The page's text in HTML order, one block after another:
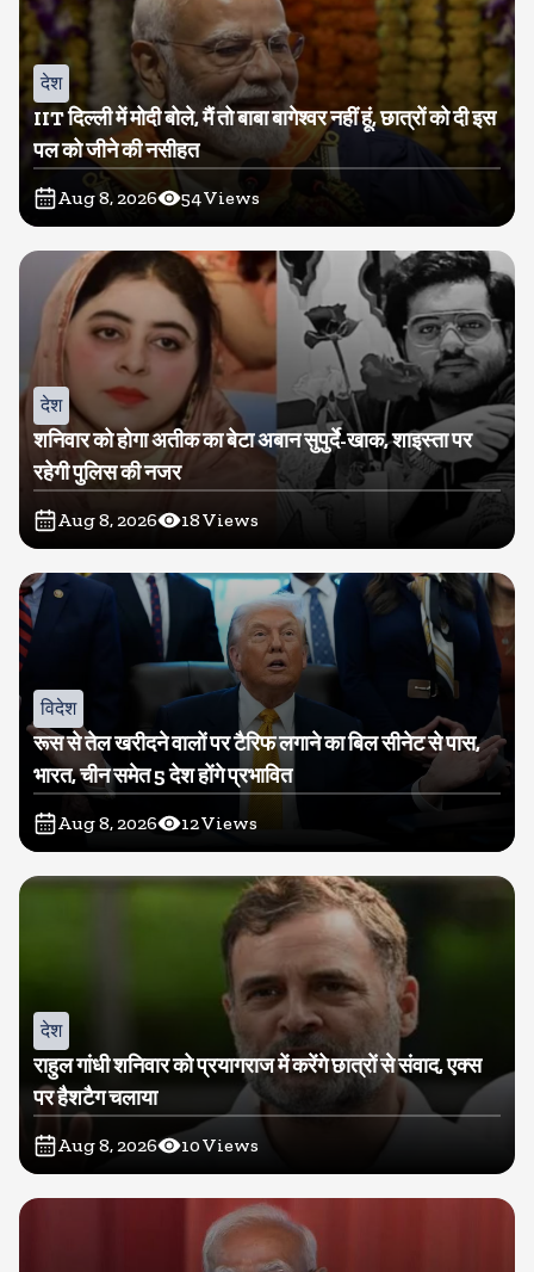
देश
IIT दिल्ली में मोदी बोले, मैं तो बाबा बागेश्वर नहीं हूं, छात्रों को दी इस
पल को जीने की नसीहत
Aug 8, 2026 54Views
देश
शनिवार को होगा अतीक का बेटा अबान सुपुर्दे-खाक, शाइस्ता पर
रहेगी पुलिस की नजर
Aug 8, 2026 18Views
विदेश
रूस से तेल खरीदने वालों पर टैरिफ लगाने का बिल सीनेट से पास,
भारत, चीन समेत 5 देश होंगे प्रभावित
Aug 8, 2026 12Views
देश
राहुल गांधी शनिवार को प्रयागराज में करेंगे छात्रों से संवाद, एक्स
पर हैशटैग चलाया
Aug 8, 2026 10Views